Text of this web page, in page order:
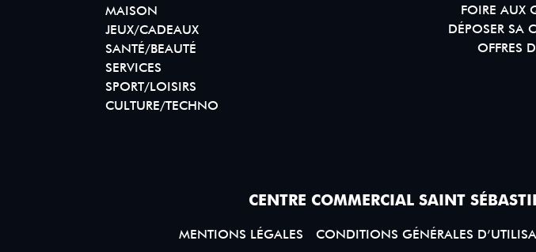
MAISON
JEUX/CADEAUX
SANTÉ/BEAUTÉ
SERVICES
SPORT/LOISIRS
CULTURE/TECHNO
FOIRE AUX
DÉPOSER SA
OFFRES
CENTRE COMMERCIAL SAINT
MENTIONS LÉGALES CONDITIONS GÉNÉRALES